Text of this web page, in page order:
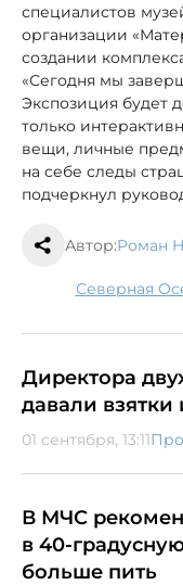
специалистов
организации
создании
«Сегодня мы
Экспозиция будет
только
вещи, личные
на себе следы
подчеркнул
Автор:Роман
Северная
Директора
давали взятки
01 сентября, 13:11
В МЧС
в 40-
больше пить